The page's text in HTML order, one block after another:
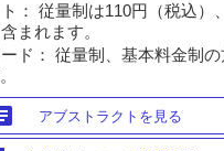
： 従量制は110円（税込）
まれます。
ド： 従量制、基本料金制
アブストラクトを見る